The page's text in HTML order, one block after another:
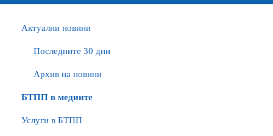
Актуални новини
Последните 30 дни
Архив на новини
БTПП в медиите
Услуги в БТПП